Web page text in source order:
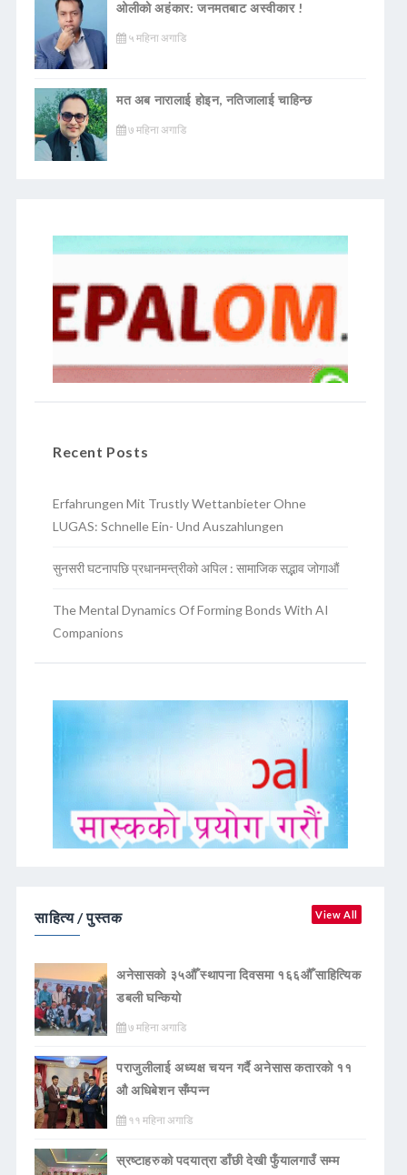
ओलीको अहंकार: जनमतबाट अस्वीकार !
५ महिना अगाडि
मत अब नारालाई होइन, नतिजालाई चाहिन्छ
७ महिना अगाडि
Recent Posts
Erfahrungen Mit Trustly Wettanbieter Ohne
LUGAS: Schnelle Ein- Und Auszahlungen
सुनसरी घटनापछि प्रधानमन्त्रीको अपिल : सामाजिक सद्भाव जोगाऔं
The Mental Dynamics Of Forming Bonds With AI
Companions
साहित्य / पुस्तक View All
अनेसासको ३५औँ स्थापना दिवसमा १६६औँ साहित्यिक
डबली घन्कियाे
७ महिना अगाडि
पराजुलीलाई अध्यक्ष चयन गर्दै अनेसास कतारको ११
औ अधिबेशन सँम्पन्न
११ महिना अगाडि
स्रष्टाहरुको पदयात्रा डाँछी देखी फुँयालगाउँ सम्म